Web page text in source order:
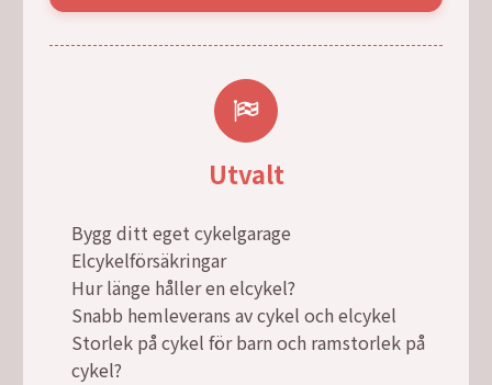
Utvalt
Bygg ditt eget cykelgarage
Elcykelförsäkringar
Hur länge håller en elcykel?
Snabb hemleverans av cykel och elcykel
Storlek på cykel för barn och ramstorlek på
cykel?